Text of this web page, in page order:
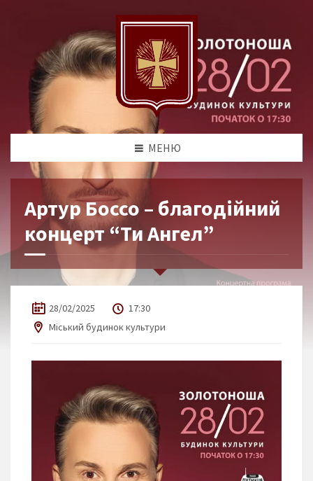
МЕНЮ
Артур Боссо – благодійний
концерт “Ти Ангел”
28/02/2025
17:30
Міський будинок культури